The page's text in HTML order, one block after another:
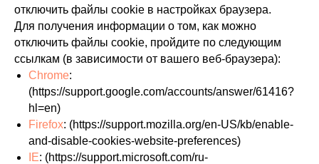
отключить файлы cookie в настройках браузера.
Для получения информации о том, как можно
отключить файлы cookie, пройдите по следующим
ссылкам (в зависимости от вашего веб-браузера):
Chrome:
(https://support.google.com/accounts/answer/61416?
hl=en)
Firefox: (https://support.mozilla.org/en-US/kb/enable-
and-disable-cookies-website-preferences)
IE: (https://support.microsoft.com/ru-